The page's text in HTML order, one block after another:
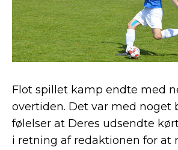
Flot spillet kamp endte med
overtiden. Det var med noget
følelser at Deres udsendte
i retning af redaktionen for at